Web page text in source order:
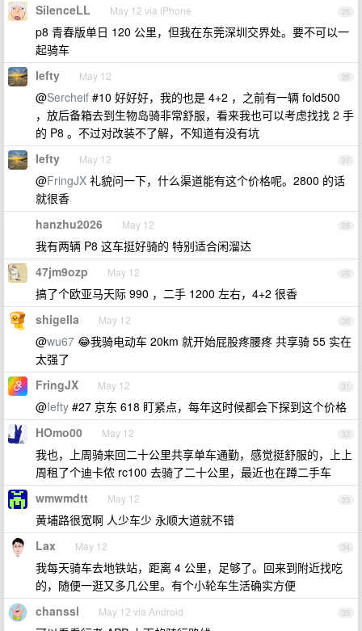
25
SilenceLL May 12 via iPhone
p8 青春版单日 120 公里，但我在东莞深圳交界处。要不可以一
起骑车
26
Iefty May 12
@Sercheif #10 好好好，我的也是 4+2 ，之前有一辆 fold500
，放后备箱去到生物岛骑非常舒服，看来我也可以考虑找找 2 手
的 P8 。不过对改装不了解，不知道有没有坑
27
Iefty May 12
@FringJX 礼貌问一下，什么渠道能有这个价格呢。2800 的话
就很香
28
hanzhu2026 May 12
我有两辆 P8 这车挺好骑的 特别适合闲溜达
29
47jm9ozp May 12
搞了个欧亚马天际 990 ，二手 1200 左右，4+2 很香
30
shigella May 12
@wu67 😂我骑电动车 20km 就开始屁股疼腰疼 共享骑 55 实在
太强了
31
FringJX May 12
@Iefty #27 京东 618 盯紧点，每年这时候都会下探到这个价格
32
HOmo00 May 12
我也，上周骑来回二十公里共享单车通勤，感觉挺舒服的，上上
周租了个迪卡侬 rc100 去骑了二十公里，最近也在蹲二手车
33
wmwmdtt May 12
黄埔路很宽啊 人少车少 永顺大道就不错
34
Lax May 12
我每天骑车去地铁站，距离 4 公里，足够了。回来到附近找吃
的，随便一逛又多几公里。有个小轮车生活确实方便
35
chanssl May 12 via Android